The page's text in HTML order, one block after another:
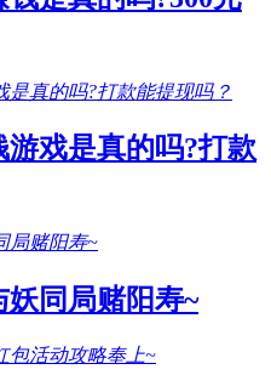
戏是真的吗?打款
妖同局赌阳寿~